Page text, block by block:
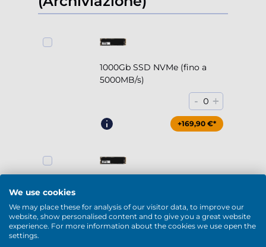
1000Gb SSD NVMe (fino a
5000MB/s)
- 0 +
+169,90 €*
- 0 +
We use cookies
We may place these for analysis of our visitor data, to improve our
website, show personalised content and to give you a great website
experience. For more information about the cookies we use open the
settings.